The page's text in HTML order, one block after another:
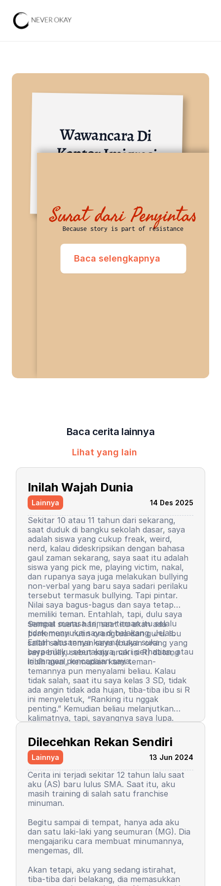
Wawancara Di
Kantor Imigrasi
Surat dari Penyintas
Because story is part of resistance
Baca selengkapnya
Baca cerita lainnya
Lihat yang lain
Inilah Wajah Dunia
Lainnya 14 Des 2025
Sekitar 10 atau 11 tahun dari sekarang,
saat duduk di bangku sekolah dasar, saya
adalah siswa yang cukup freak, weird,
nerd, kalau dideskripsikan dengan bahasa
gaul zaman sekarang, saya saat itu adalah
siswa yang pick me, playing victim, nakal,
dan rupanya saya juga melakukan bullying
non-verbal yang baru saya sadari perilaku
tersebut termasuk bullying. Tapi pintar.
Nilai saya bagus-bagus dan saya tetap
memiliki teman. Entahlah, tapi, dulu saya
sempat merasa teman-teman itu selalu
tidak menyukai saya di belakang. Jelas.
Entah alasannya karena saya suka
berperilaku seenaknya, cari perhatian, atau
iri dengan pencapaian saya.
Sampai suatu hari, saat itu akan ada
pertemuan rutin orangtua dan guru. Ibu
salah satu teman saya (bukan orang yang
saya bully, sebut saja anak ini R) datang
lebih awal, kemudian kami teman-
temannya pun menyalami beliau. Kalau
tidak salah, saat itu saya kelas 3 SD, tidak
ada angin tidak ada hujan, tiba-tiba ibu si R
ini menyeletuk, “Ranking itu nggak
penting.” Kemudian beliau melanjutkan
kalimatnya, tapi, sayangnya saya lupa.
ada petir menyambar saya. Entah kenapa,
sampai saat ini pun saya tidak tahu
alasannya, yang pasti rasanya tidak
nyaman.
peraih ranking 1. Ranking saya turun, tapi
masih 3 besar. Begitu pula rasa percaya diri
saya. Saya mulai menutup diri, takut salah,
seringkali berasumsi negatif atas perilaku
teman-teman saya. Seorang teman lelaki
sempat mengucapkan sebuah kalimat yang
sampai sekarang bahkan hingga ajal
menjemput terpatri di ingatan saya. Saya
tersebut tidak pantas dan saya baru
paham saat di asrama. Dia bilang, “Wuuu!
Kamu tuh nggak punya harga diri!”
Bayangkan, siswa sekolah dasar zaman itu
kepada siapa pun, kami setelahnya juga
tetap berteman, tetap menjadi duo rival
Kemudian orangtua saya memutuskan
untuk menyekolahkan saya di asrama.
Saya memutuskan untuk mengubah
mengerti dan paham arti bullying. Saya
baru sadar, ternyata dulu saya orang yang
Dilecehkan Rekan Sendiri
Lainnya 13 Jun 2024
Cerita ini terjadi sekitar 12 tahun lalu saat
aku (AS) baru lulus SMA. Saat itu, aku
masih training di salah satu franchise
minuman.
Begitu sampai di tempat, hanya ada aku
dan satu laki-laki yang seumuran (MG). Dia
mengajariku cara membuat minumannya,
mengemas, dll.
Akan tetapi, aku yang sedang istirahat,
tiba-tiba dari belakang, dia memasukkan